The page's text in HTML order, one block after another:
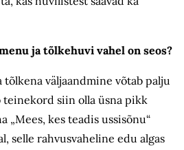
ja tõlkehuvi vahel on seos?
väljaandmine võtab palju
teinekord siin olla üsna pikk
„Mees, kes teadis ussisõnu“
selle rahvusvaheline edu algas